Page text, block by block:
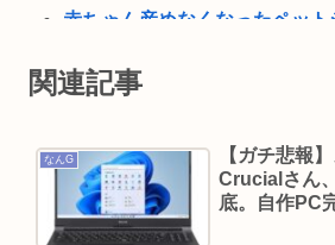
赤ちゃん産めなくなったペッ
おっさんのハーフパンツ、否定
w」
現在ヤフコメ時速ランキング1
う思う？
関連記事
なんG
【ガチ悲報
Crucialさん
底。自作PC